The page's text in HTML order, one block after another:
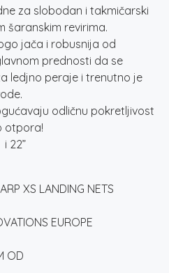
za slobodan i takmičarski
šaranskim revirima.
jača i robusnija od
prednosti da se
ledjno peraje i trenutno je
odličnu pokretljivost
otpora!
22”
XS LANDING NETS
EUROPE
OD